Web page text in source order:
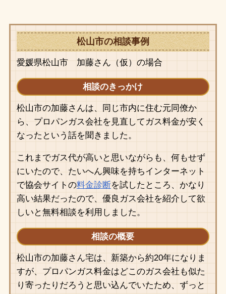
松山市の相談事例
愛媛県松山市 加藤さん（仮）の場合
相談のきっかけ
松山市の加藤さんは、同じ市内に住む元同僚か
ら、プロパンガス会社を見直してガス料金が安く
なったという話を聞きました。
これまでガス代が高いと思いながらも、何もせず
にいたので、たいへん興味を持ちインターネット
で協会サイトの料金診断を試したところ、かなり
高い結果だったので、優良ガス会社を紹介して欲
しいと無料相談を利用しました。
相談の概要
松山市の加藤さん宅は、新築から約20年になりま
すが、プロパンガス料金はどこのガス会社も似た
り寄ったりだろうと思い込んでいたため、ずっと